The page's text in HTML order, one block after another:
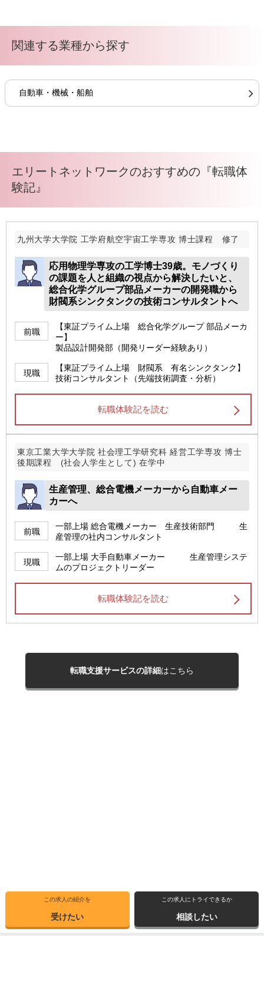
この求人の紹介を
受けたい
この求人にトライできるか
相談したい
関連する業種から探す
自動車・機械・船舶
エリートネットワークのおすすめの『転職体
験記』
九州大学大学院 工学府航空宇宙工学専攻 博士課程 修了
応用物理学専攻の工学博士39歳。モノづくり
の課題を人と組織の視点から解決したいと、
総合化学グループ部品メーカーの開発職から
財閥系シンクタンクの技術コンサルタントへ
前職
【東証プライム上場 総合化学グループ 部品メーカ
ー】
製品設計開発部（開発リーダー経験あり）
現職
【東証プライム上場 財閥系 有名シンクタンク】
技術コンサルタント（先端技術調査・分析）
転職体験記を読む
東京工業大学大学院 社会理工学研究科 経営工学専攻 博士
後期課程 (社会人学生として) 在学中
生産管理、総合電機メーカーから自動車メー
カーへ
前職
一部上場 総合電機メーカー 生産技術部門 生
産管理の社内コンサルタント
現職
一部上場 大手自動車メーカー 生産管理システ
ムのプロジェクトリーダー
転職体験記を読む
転職支援サービスの詳細はこちら